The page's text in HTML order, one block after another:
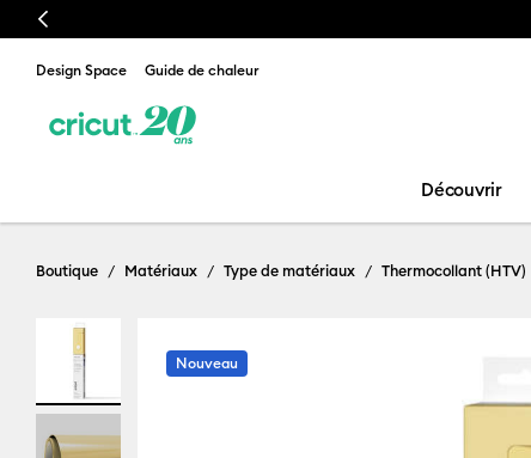
Previous
Design Space Guide de chaleur
Découvrir
Boutique Matériaux Type de matériaux Thermocollant (HTV)
Nouveau